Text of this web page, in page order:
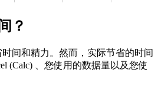
？
间和精力。然而，实际节省的时间
(Calc) 、您使用的数据量以及您使